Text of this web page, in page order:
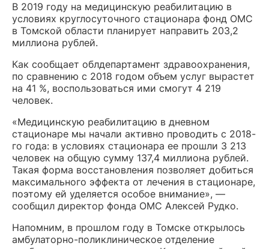
В 2019 году на медицинскую реабилитацию в
условиях круглосуточного стационара фонд ОМС
в Томской области планирует направить 203,2
миллиона рублей.
Как сообщает облдепартамент здравоохранения,
по сравнению с 2018 годом объем услуг вырастет
на 41 %, воспользоваться ими смогут 4 219
человек.
«Медицинскую реабилитацию в дневном
стационаре мы начали активно проводить с 2018-
го года: в условиях стационара ее прошли 3 213
человек на общую сумму 137,4 миллиона рублей.
Такая форма восстановления позволяет добиться
максимального эффекта от лечения в стационаре,
поэтому ей уделяется особое внимание», —
сообщил директор фонда ОМС Алексей Рудко.
Напомним, в прошлом году в Томске открылось
амбулаторно-поликлиническое отделение